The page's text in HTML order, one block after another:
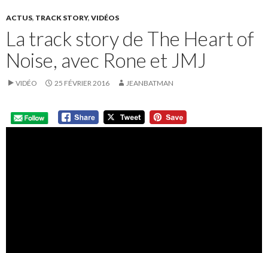
ACTUS, TRACK STORY, VIDÉOS
La track story de The Heart of
Noise, avec Rone et JMJ
VIDÉO 25 FÉVRIER 2016 JEANBATMAN